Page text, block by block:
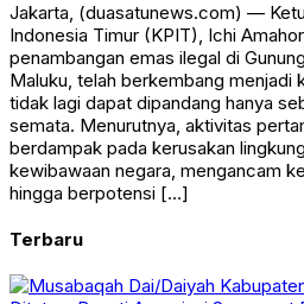
Jakarta, (duasatunews.com) —
Indonesia Timur (KPIT), Ichi
penambangan emas ilegal di
Maluku, telah berkembang menjadi
tidak lagi dapat dipandang hanya
semata. Menurutnya, aktivitas
berdampak pada kerusakan
kewibawaan negara, mengancam
hingga berpotensi […]
Terbaru